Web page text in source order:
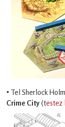
• Tel Sherlock
Crime City(testez